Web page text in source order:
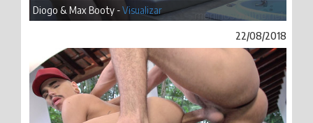
Diogo & Max Booty -Visualizar
22/08/2018